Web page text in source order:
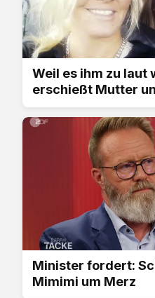
Weil es ihm zu laut
erschießt Mutter
Minister fordert:
Mimimi um Merz